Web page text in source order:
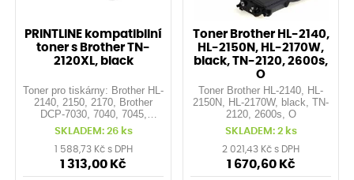
PRINTLINE kompatibilní
toner s Brother TN-
2120XL, black
Toner pro tiskárny: Brother HL-
2140, 2150, 2170, Brother
DCP-7030, 7040, 7045,
Brother MFC-7320, 7440,
7840, ... Kapacita: 5.000 stran
při 5% pokrytí Barva: black
SKLADEM: 26 ks
1 588,73 Kč s DPH
1 313,00 Kč
Toner Brother HL-2140,
HL-2150N, HL-2170W,
black, TN-2120, 2600s,
O
Toner Brother HL-2140, HL-
2150N, HL-2170W, black, TN-
2120, 2600s, O
SKLADEM: 2 ks
2 021,43 Kč s DPH
1 670,60 Kč